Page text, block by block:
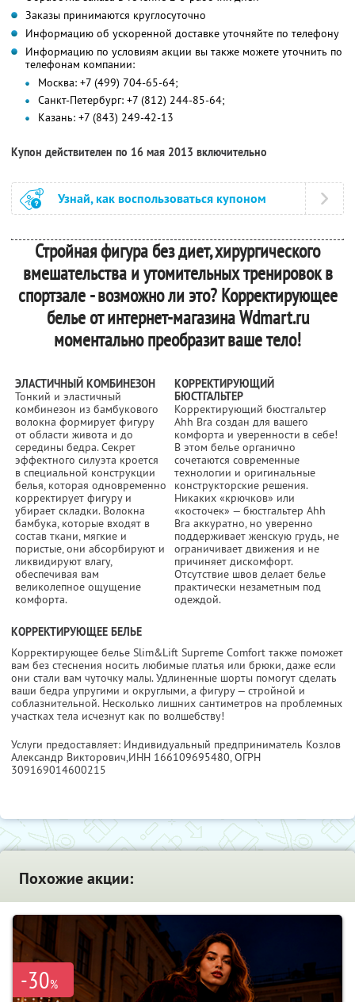
Заказы принимаются круглосуточно
Информацию об ускоренной доставке уточняйте по телефону
Информацию по условиям акции вы также можете уточнить по
телефонам компании:
Москва: +7 (499) 704-65-64;
Санкт-Петербург: +7 (812) 244-85-64;
Казань: +7 (843) 249-42-13
Купон действителен по 16 мая 2013 включительно
Узнай, как воспользоваться купоном
Стройная фигура без диет, хирургического
вмешательства и утомительных тренировок в
спортзале - возможно ли это? Корректирующее
белье от интернет-магазина Wdmart.ru
моментально преобразит ваше тело!
ЭЛАСТИЧНЫЙ КОМБИНЕЗОН
Тонкий и эластичный
комбинезон из бамбукового
волокна формирует фигуру
от области живота и до
середины бедра. Секрет
эффектного силуэта кроется
в специальной конструкции
белья, которая одновременно
корректирует фигуру и
убирает складки. Волокна
бамбука, которые входят в
состав ткани, мягкие и
пористые, они абсорбируют и
ликвидируют влагу,
обеспечивая вам
великолепное ощущение
комфорта.
КОРРЕКТИРУЮЩИЙ
БЮСТГАЛЬТЕР
Корректирующий бюстгальтер
Ahh Bra создан для вашего
комфорта и уверенности в себе!
В этом белье органично
сочетаются современные
технологии и оригинальные
конструкторские решения.
Никаких «крючков» или
«косточек» — бюстгальтер Ahh
Bra аккуратно, но уверенно
поддерживает женскую грудь, не
ограничивает движения и не
причиняет дискомфорт.
Отсутствие швов делает белье
практически незаметным под
одеждой.
КОРРЕКТИРУЮЩЕЕ БЕЛЬЕ
Корректирующее белье Slim&Lift Supreme Comfort также поможет
вам без стеснения носить любимые платья или брюки, даже если
они стали вам чуточку малы. Удлиненные шорты помогут сделать
ваши бедра упругими и округлыми, а фигуру — стройной и
соблазнительной. Несколько лишних сантиметров на проблемных
участках тела исчезнут как по волшебству!
Услуги предоставляет: Индивидуальный предприниматель Козлов
Александр Викторович,ИНН 166109695480, ОГРН
309169014600215
Похожие акции:
-30%